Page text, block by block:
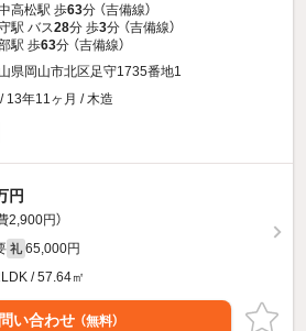
高松駅 歩63分 （吉備線）
駅 バス28分 歩3分 （吉備線）
駅 歩63分 （吉備線）
県岡山市北区足守1735番地1
13年11ヶ月 / 木造
円
2,900円）
礼 65,000円
/ 57.64㎡
い合わせ （無料）